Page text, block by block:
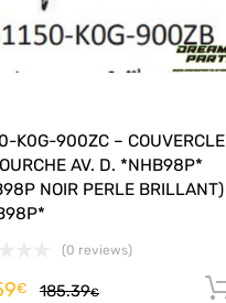
K0G-900ZC – COUVERCLE
AV. D. *NHB98P*
NOIR PERLE BRILLANT)
(0 reviews)
185.39€
€